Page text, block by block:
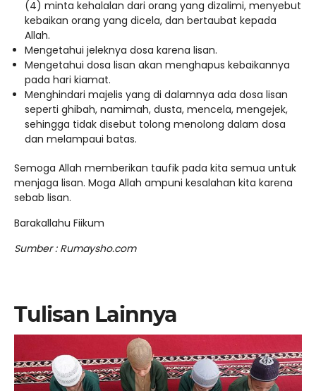
(4) minta kehalalan dari orang yang dizalimi, menyebut
kebaikan orang yang dicela, dan bertaubat kepada
Allah.
Mengetahui jeleknya dosa karena lisan.
Mengetahui dosa lisan akan menghapus kebaikannya
pada hari kiamat.
Menghindari majelis yang di dalamnya ada dosa lisan
seperti ghibah, namimah, dusta, mencela, mengejek,
sehingga tidak disebut tolong menolong dalam dosa
dan melampaui batas.
Semoga Allah memberikan taufik pada kita semua untuk
menjaga lisan. Moga Allah ampuni kesalahan kita karena
sebab lisan.
Barakallahu Fiikum
Sumber : Rumaysho.com
Tulisan Lainnya